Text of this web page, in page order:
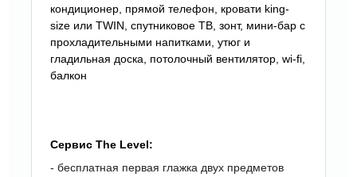
кондиционер, прямой телефон, кровати king-
size или TWIN, спутниковое ТВ, зонт, мини-бар с
прохладительными напитками, утюг и
гладильная доска, потолочный вентилятор, wi-fi,
балкон
СервисThe Level:
- бесплатная первая глажка двух предметов